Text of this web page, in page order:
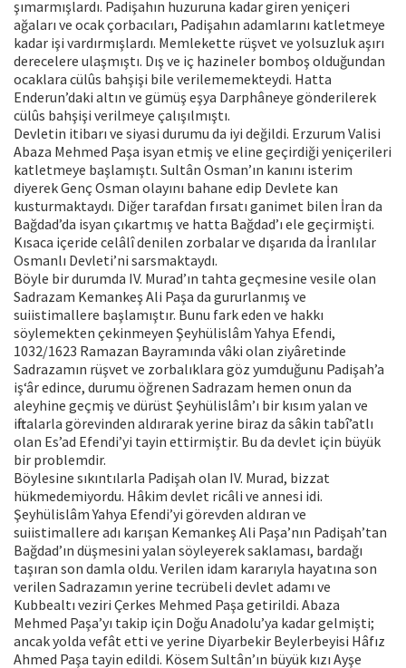
şımarmışlardı. Padişahın huzuruna kadar giren yeniçeri
ağaları ve ocak çorbacıları, Padişahın adamlarını katletmeye
kadar işi vardırmışlardı. Memlekette rüşvet ve yolsuzluk aşırı
derecelere ulaşmıştı. Dış ve iç hazineler bomboş olduğundan
ocaklara cülûs bahşişi bile verilememekteydi. Hatta
Enderun’daki altın ve gümüş eşya Darphâneye gönderilerek
cülûs bahşişi verilmeye çalışılmıştı.
Devletin itibarı ve siyasi durumu da iyi değildi. Erzurum Valisi
Abaza Mehmed Paşa isyan etmiş ve eline geçirdiği yeniçerileri
katletmeye başlamıştı. Sultân Osman’ın kanını isterim
diyerek Genç Osman olayını bahane edip Devlete kan
kusturmaktaydı. Diğer tarafdan fırsatı ganimet bilen İran da
Bağdad’da isyan çıkartmış ve hatta Bağdad’ı ele geçirmişti.
Kısaca içeride celâlî denilen zorbalar ve dışarıda da İranlılar
Osmanlı Devleti’ni sarsmaktaydı.
Böyle bir durumda IV. Murad’ın tahta geçmesine vesile olan
Sadrazam Kemankeş Ali Paşa da gururlanmış ve
suiistimallere başlamıştır. Bunu fark eden ve hakkı
söylemekten çekinmeyen Şeyhülislâm Yahya Efendi,
1032/1623 Ramazan Bayramında vâki olan ziyâretinde
Sadrazamın rüşvet ve zorbalıklara göz yumduğunu Padişah’a
iş‘âr edince, durumu öğrenen Sadrazam hemen onun da
aleyhine geçmiş ve dürüst Şeyhülislâm’ı bir kısım yalan ve
iftiralarla görevinden aldırarak yerine biraz da sâkin tabî’atlı
olan Es’ad Efendi’yi tayin ettirmiştir. Bu da devlet için büyük
bir problemdir.
Böylesine sıkıntılarla Padişah olan IV. Murad, bizzat
hükmedemiyordu. Hâkim devlet ricâli ve annesi idi.
Şeyhülislâm Yahya Efendi’yi görevden aldıran ve
suiistimallere adı karışan Kemankeş Ali Paşa’nın Padişah’tan
Bağdad’ın düşmesini yalan söyleyerek saklaması, bardağı
taşıran son damla oldu. Verilen idam kararıyla hayatına son
verilen Sadrazamın yerine tecrübeli devlet adamı ve
Kubbealtı veziri Çerkes Mehmed Paşa getirildi. Abaza
Mehmed Paşa’yı takip için Doğu Anadolu’ya kadar gelmişti;
ancak yolda vefât etti ve yerine Diyarbekir Beylerbeyisi Hâfız
Ahmed Paşa tayin edildi. Kösem Sultân’ın büyük kızı Ayşe